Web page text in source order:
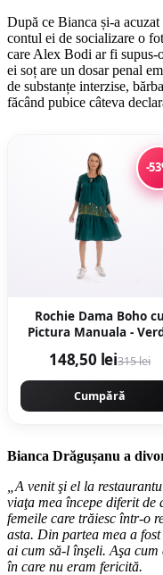
După ce Bianca și-a
contul ei de socializare o
care Alex Bodi ar fi supus-
ei soț are un dosar penal
de substanțe interzise,
făcând pubice câteva
-
Rochie Dama Boho cu
Pictura Manuala -
148,50 lei315 lei
Cumpără
Bianca Drăgușanu a
„A venit şi el la
viaţa mea începe diferit de
femeile care trăiesc într-o
asta. Din partea mea a
ai cum să-l înşeli. Aşa cum
în care nu eram fericită.